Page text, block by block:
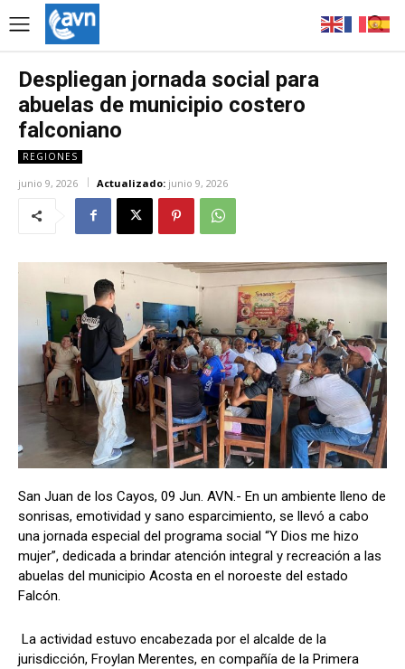
Despliegan jornada social para
abuelas de municipio costero
falconiano
REGIONES
junio 9, 2026 Actualizado: junio 9, 2026
San Juan de los Cayos, 09 Jun. AVN.- En un ambiente lleno de
sonrisas, emotividad y sano esparcimiento, se llevó a cabo
una jornada especial del programa social “Y Dios me hizo
mujer”, dedicada a brindar atención integral y recreación a las
abuelas del municipio Acosta en el noroeste del estado
Falcón.
La actividad estuvo encabezada por el alcalde de la
jurisdicción, Froylan Merentes, en compañía de la Primera